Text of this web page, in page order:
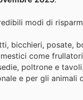
modi di
bicchieri, posate,
come
poltrone e
e per gli animali